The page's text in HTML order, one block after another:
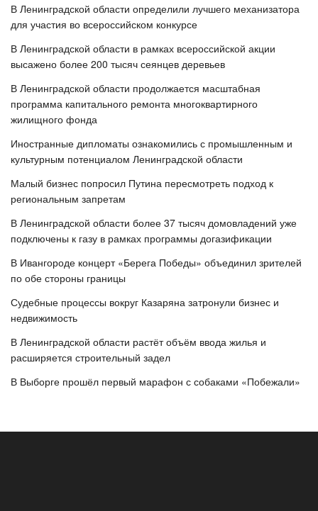
В Ленинградской области определили лучшего механизатора
для участия во всероссийском конкурсе
В Ленинградской области в рамках всероссийской акции
высажено более 200 тысяч сеянцев деревьев
В Ленинградской области продолжается масштабная
программа капитального ремонта многоквартирного
жилищного фонда
Иностранные дипломаты ознакомились с промышленным и
культурным потенциалом Ленинградской области
Малый бизнес попросил Путина пересмотреть подход к
региональным запретам
В Ленинградской области более 37 тысяч домовладений уже
подключены к газу в рамках программы догазификации
В Ивангороде концерт «Берега Победы» объединил зрителей
по обе стороны границы
Судебные процессы вокруг Казаряна затронули бизнес и
недвижимость
В Ленинградской области растёт объём ввода жилья и
расширяется строительный задел
В Выборге прошёл первый марафон с собаками «Побежали»